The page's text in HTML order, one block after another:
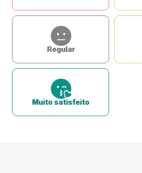
Regular
Muito satisfeito